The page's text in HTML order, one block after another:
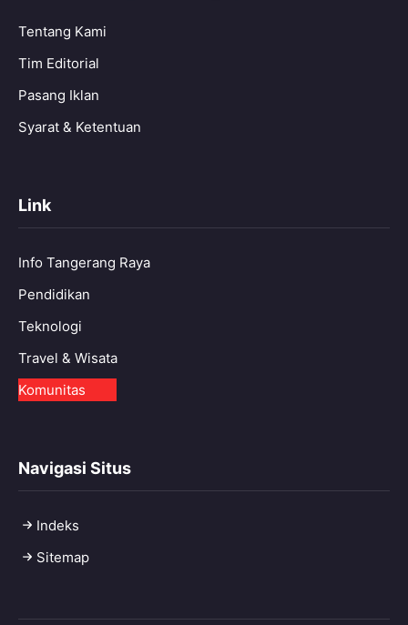
Tentang Kami
Tim Editorial
Pasang Iklan
Syarat & Ketentuan
Link
Info Tangerang Raya
Pendidikan
Teknologi
Travel & Wisata
Komunitas
Navigasi Situs
Indeks
Sitemap